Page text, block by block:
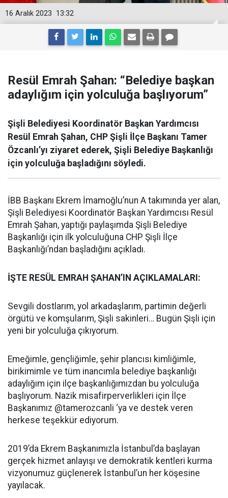
13:32
16 Aralık 2023
Resül Emrah Şahan: “Belediye başkan
adaylığım için yolculuğa başlıyorum”
Şişli Belediyesi Koordinatör Başkan Yardımcısı
Resül Emrah Şahan, CHP Şişli İlçe Başkanı Tamer
Özcanlı’yı ziyaret ederek, Şişli Belediye Başkanlığı
için yolculuğa başladığını söyledi.
İBB Başkanı Ekrem İmamoğlu’nun A takımında yer alan,
Şişli Belediyesi Koordinatör Başkan Yardımcısı Resül
Emrah Şahan, yaptığı paylaşımda Şişli Belediye
Başkanlığı için ilk yolculuğuna CHP Şişli İlçe
Başkanlığı’ndan başladığını açıkladı.
İŞTE RESÜL EMRAH ŞAHAN’IN AÇIKLAMALARI:
Sevgili dostlarım, yol arkadaşlarım, partimin değerli
örgütü ve komşularım, Şişli sakinleri… Bugün Şişli için
yeni bir yolculuğa çıkıyorum.
Emeğimle, gençliğimle, şehir plancısı kimliğimle,
birikimimle ve tüm inancımla belediye başkanlığı
adaylığım için ilçe başkanlığımızdan bu yolculuğa
başlıyorum. Nazik misafirperverlikleri için İlçe
Başkanımız @tamerozcanli ‘ya ve destek veren
herkese teşekkür ediyorum.
2019’da Ekrem Başkanımızla İstanbul’da başlayan
gerçek hizmet anlayışı ve demokratik kentleri kurma
vizyonumuz güçlenerek İstanbul’un her köşesine
yayılacak.